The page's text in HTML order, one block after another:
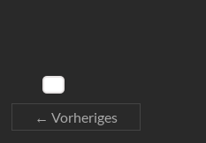
← Vorheriges